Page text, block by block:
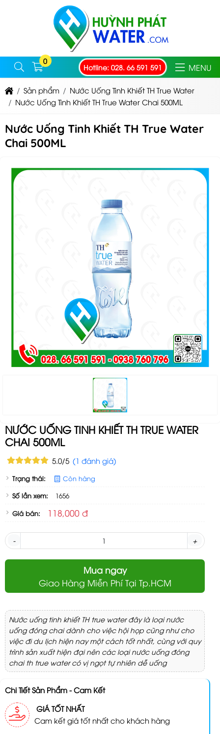
0
Hotline: 028. 66 591 591 MENU
Sản phẩm
Nước Uống Tinh Khiết TH True Water
Nước Uống Tinh Khiết TH True Water Chai 500ML
Nước Uống Tinh Khiết TH True Water
Chai 500ML
NƯỚC UỐNG TINH KHIẾT TH TRUE WATER
CHAI 500ML
5.0/5 (1 đánh giá)
Trạng thái:
Còn hàng
Số lần xem:
1656
Giá bán:
118,000 đ
- +
Mua ngay
Giao Hàng Miễn Phí Tại Tp.HCM
Nước uống tinh khiết TH true water đây là loại nước
uống đóng chai dành cho việc hội họp cũng như cho
việc đi du lịch hiện nay một cách tốt nhất, cùng với quy
trình sản xuất hiện đại nên các loại nước uống đóng
chai th true water có vị ngọt tự nhiên dễ uống
Chi Tiết Sản Phẩm - Cam Kết
GIÁ TỐT NHẤT
Cam kết giá tốt nhất cho khách hàng